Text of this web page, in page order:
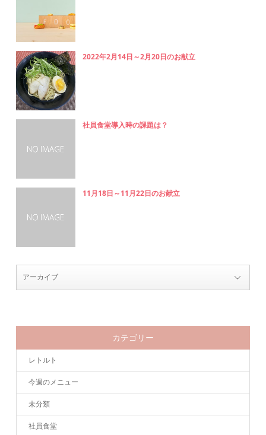
2022年2月14日～2月20日のお献立
社員食堂導入時の課題は？
11月18日～11月22日のお献立
カテゴリー
レトルト
今週のメニュー
未分類
社員食堂